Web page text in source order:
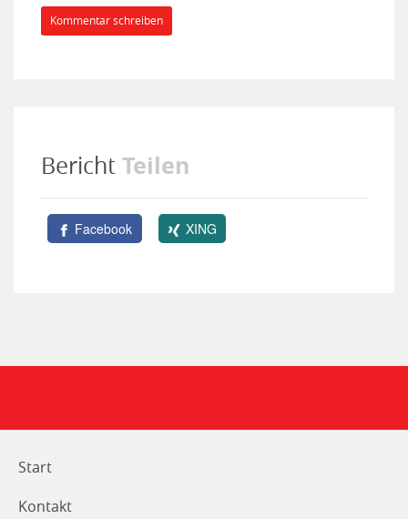
Kommentar schreiben
Bericht Teilen
Facebook XING
Start
Kontakt